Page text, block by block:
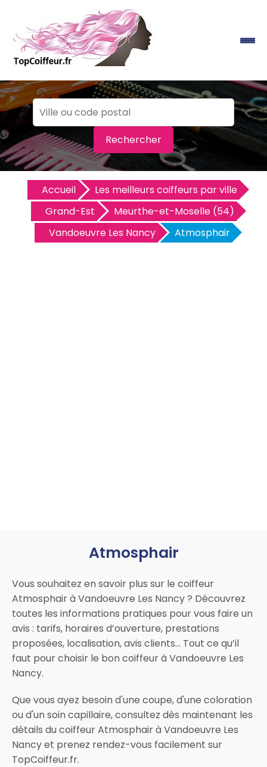
Rechercher
Accueil
Les meilleurs coiffeurs par ville
Grand-Est
Meurthe-et-Moselle (54)
Vandoeuvre Les Nancy
Atmosphair
Atmosphair
Vous souhaitez en savoir plus sur le coiffeur
Atmosphair à Vandoeuvre Les Nancy ? Découvrez
toutes les informations pratiques pour vous faire un
avis : tarifs, horaires d’ouverture, prestations
proposées, localisation, avis clients… Tout ce qu’il
faut pour choisir le bon coiffeur à Vandoeuvre Les
Nancy.
Que vous ayez besoin d'une coupe, d'une coloration
ou d'un soin capillaire, consultez dès maintenant les
détails du coiffeur Atmosphair à Vandoeuvre Les
Nancy et prenez rendez-vous facilement sur
TopCoiffeur.fr.